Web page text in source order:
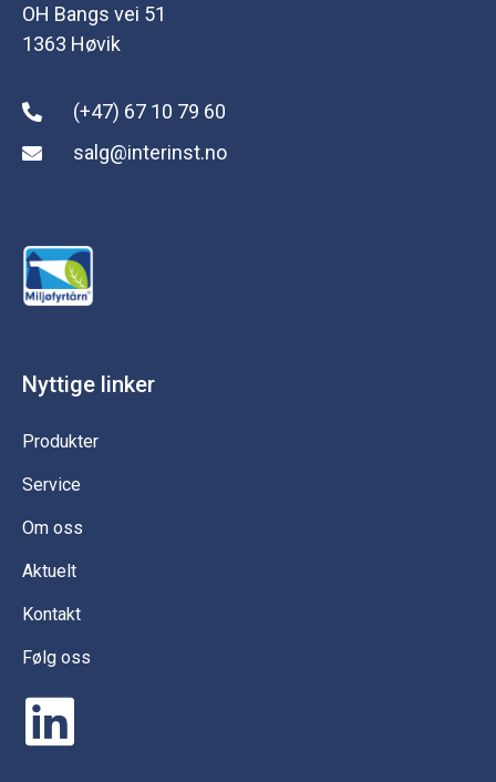
OH Bangs vei 51
1363 Høvik
(+47) 67 10 79 60
salg@interinst.no
Nyttige linker
Produkter
Service
Om oss
Aktuelt
Kontakt
Følg oss